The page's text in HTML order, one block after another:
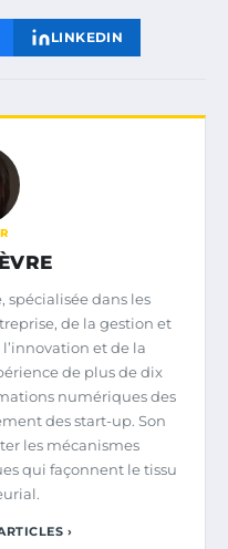
LINKEDIN
spécialisée dans les
de la gestion et
et de la
de plus de dix
numériques des
des start-up. Son
les mécanismes
qui façonnent le tissu
›